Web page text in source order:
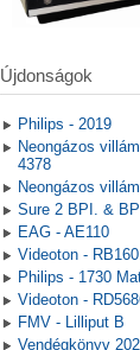
Újdonságok
Philips - 2019
Neongázos
4378
Neongázos
Sure 2 BPI. &
EAG - AE110
Videoton -
Philips - 1730
Videoton -
FMV - Lilliput B
Vendégkönyv